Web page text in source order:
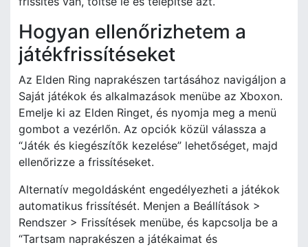
Hogyan ellenőrizhetem a
játékfrissítéseket
Az Elden Ring naprakészen tartásához navigáljon a
Saját játékok és alkalmazások menübe az Xboxon.
Emelje ki az Elden Ringet, és nyomja meg a menü
gombot a vezérlőn. Az opciók közül válassza a
“Játék és kiegészítők kezelése” lehetőséget, majd
ellenőrizze a frissítéseket.
Alternatív megoldásként engedélyezheti a játékok
automatikus frissítését. Menjen a Beállítások >
Rendszer > Frissítések menübe, és kapcsolja be a
“Tartsam naprakészen a játékaimat és